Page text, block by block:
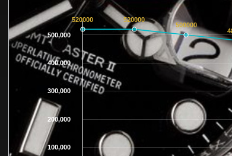
520000 520000
500000
100,000
200,000
300,000
400,000
500,000